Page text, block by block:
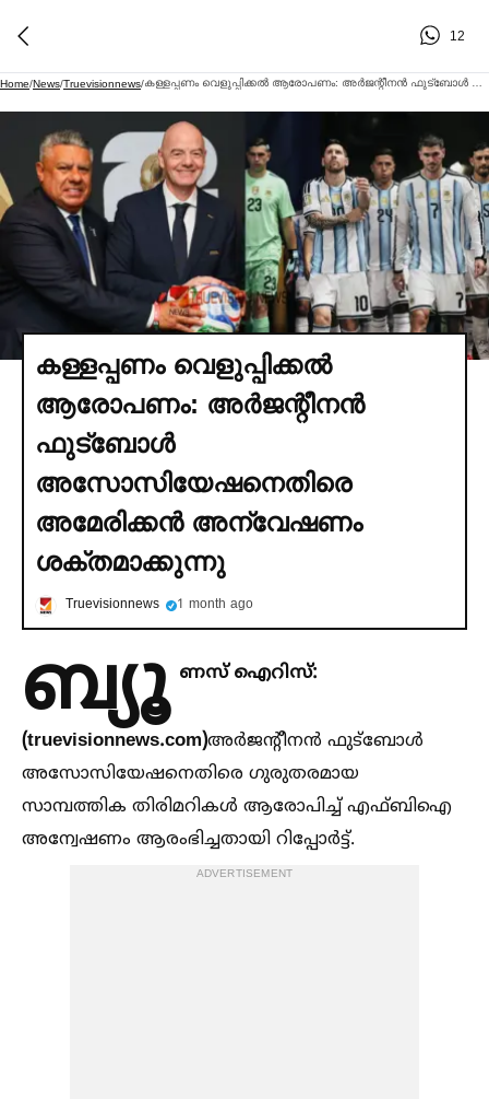
12
Home/News/Truevisionnews/
കള്ളപ്പണം വെളുപ്പിക്കല്‍
ആരോപണം: അര്‍ജന്റീനൻ
ഫുട്ബോള്‍
അസോസിയേഷനെതിരെ
അമേരിക്കൻ അന്വേഷണം
ശക്തമാക്കുന്നു
Truevisionnews 1 month ago
ബ്യൂ ണസ് ഐറിസ്:
(truevisionnews.com)അർജന്റീനൻ ഫുട്ബോള്‍
അസോസിയേഷനെതിരെ ഗുരുതരമായ
സാമ്പത്തിക തിരിമറികള്‍ ആരോപിച്ച്‌ എഫ്ബിഐ
അന്വേഷണം ആരംഭിച്ചതായി റിപ്പോർട്ട്.
ADVERTISEMENT